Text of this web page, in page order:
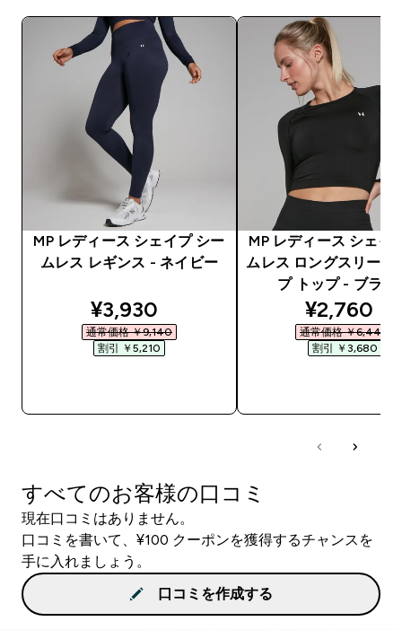
MP レディース シェイプ シー
ムレス レギンス - ネイビー
discounted price
¥3,930‎
通常価格 ￥9,140‎
割引 ￥5,210‎
MP レディース シェイ
ムレス ロングスリーブ
プ トップ - ブラッ
¥2,760‎
通常価格 ￥6,440‎
割引 ￥3,680‎
すべてのお客様の口コミ
現在口コミはありません。
口コミを書いて、¥100 クーポンを獲得するチャンスを
手に入れましょう。
口コミを作成する